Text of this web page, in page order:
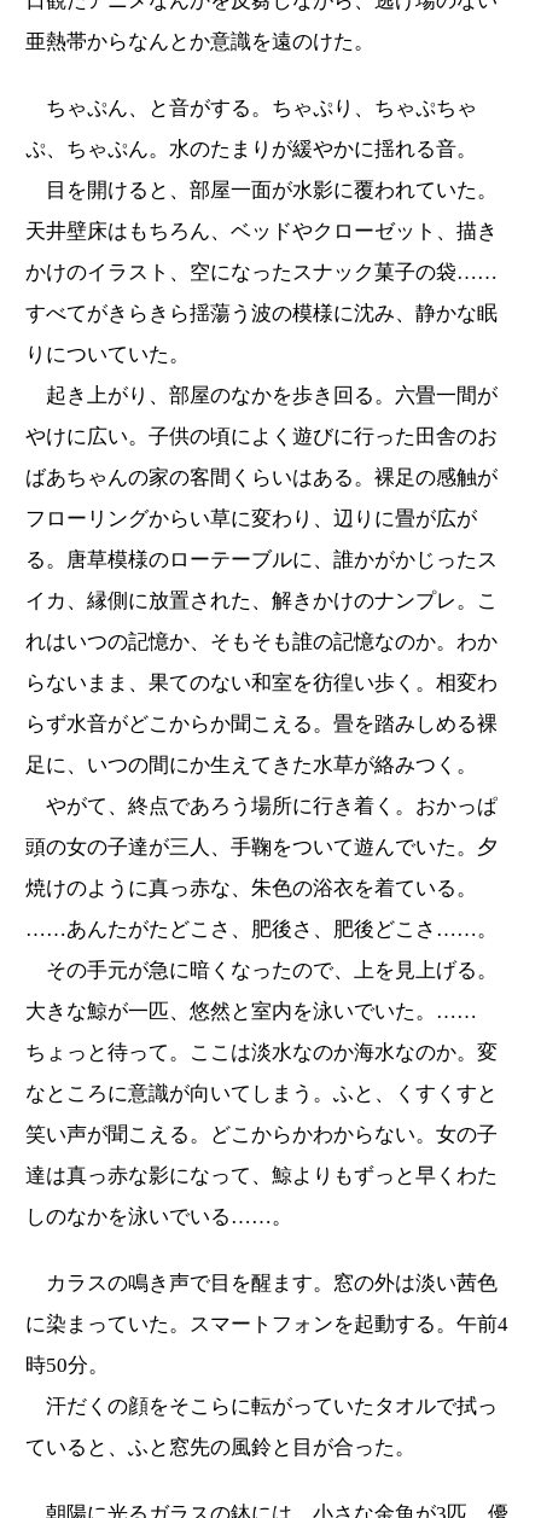
亜熱帯からなんとか意識を遠のけた。
ちゃぷん、と音がする。ちゃぷり、ちゃぷちゃ
ぷ、ちゃぷん。水のたまりが緩やかに揺れる音。
目を開けると、部屋一面が水影に覆われていた。
天井壁床はもちろん、ベッドやクローゼット、描き
かけのイラスト、空になったスナック菓子の袋……
すべてがきらきら揺蕩う波の模様に沈み、静かな眠
りについていた。
起き上がり、部屋のなかを歩き回る。六畳一間が
やけに広い。子供の頃によく遊びに行った田舎のお
ばあちゃんの家の客間くらいはある。裸足の感触が
フローリングからい草に変わり、辺りに畳が広が
る。唐草模様のローテーブルに、誰かがかじったス
イカ、縁側に放置された、解きかけのナンプレ。こ
れはいつの記憶か、そもそも誰の記憶なのか。わか
らないまま、果てのない和室を彷徨い歩く。相変わ
らず水音がどこからか聞こえる。畳を踏みしめる裸
足に、いつの間にか生えてきた水草が絡みつく。
やがて、終点であろう場所に行き着く。おかっぱ
頭の女の子達が三人、手鞠をついて遊んでいた。夕
焼けのように真っ赤な、朱色の浴衣を着ている。
……あんたがたどこさ、肥後さ、肥後どこさ……。
その手元が急に暗くなったので、上を見上げる。
大きな鯨が一匹、悠然と室内を泳いでいた。……
ちょっと待って。ここは淡水なのか海水なのか。変
なところに意識が向いてしまう。ふと、くすくすと
笑い声が聞こえる。どこからかわからない。女の子
達は真っ赤な影になって、鯨よりもずっと早くわた
しのなかを泳いでいる……。
カラスの鳴き声で目を醒ます。窓の外は淡い茜色
に染まっていた。スマートフォンを起動する。午前4
時50分。
汗だくの顔をそこらに転がっていたタオルで拭っ
ていると、ふと窓先の風鈴と目が合った。